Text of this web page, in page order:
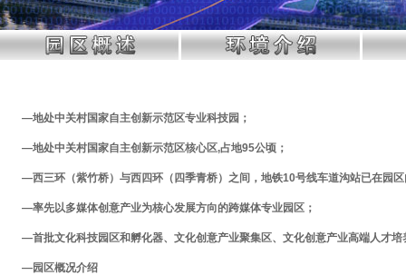
―地处中关村国家自主创新示范区专业科技园；
―地处中关村国家自主创新示范区核心区,占地95公顷；
―西三环（紫竹桥）与西四环（四季青桥）之间，地铁10号线车道沟站已在园
―率先以多媒体创意产业为核心发展方向的跨媒体专业园区；
―首批文化科技园区和孵化器、文化创意产业聚集区、文化创意产业高端人才培
―园区概况介绍